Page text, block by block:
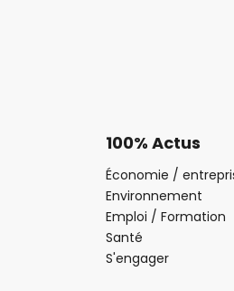
100% Actus
Économie /
Environnement
Emploi / Formation
Santé
S'engager